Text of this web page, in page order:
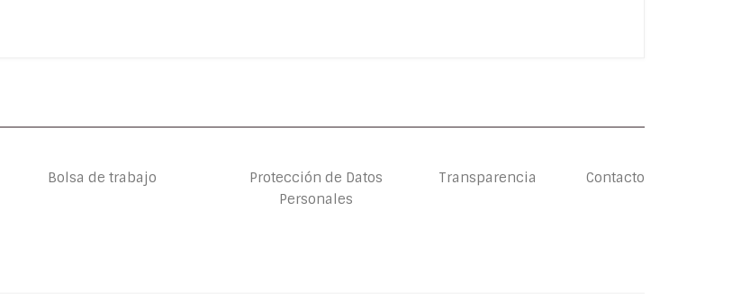
Bolsa de trabajo
Protección de Datos
Personales
Transparencia Contacto